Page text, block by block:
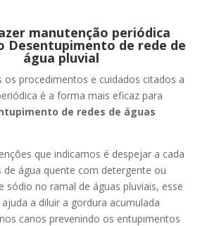
manutenção periódica
Desentupimento de rede de
água pluvial
os procedimentos e cuidados citados a
é a forma mais eficaz para
de redes de águas
que indicamos é despejar a cada
de água quente com detergente ou
sódio no ramal de águas pluviais, esse
a diluir a gordura acumulada
canos prevenindo os entupimentos